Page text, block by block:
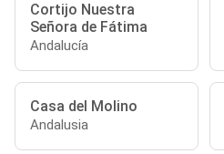
Cortijo Nuestra
Señora de Fátima
Andalucía
Casa del Molino
Andalusia